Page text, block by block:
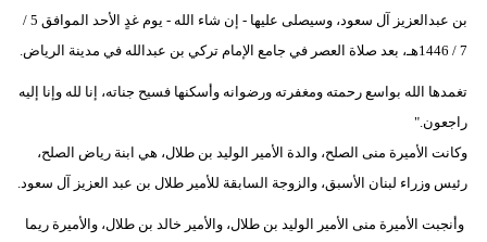
أبراج
بن عبدالعزيز آل سعود، وسيصلى عليها - إن شاء الله - يوم غدٍ الأحد الموافق 5 /
7 / 1446هـ، بعد صلاة العصر في جامع الإمام تركي بن عبدالله في مدينة الرياض.
تغمدها الله بواسع رحمته ومغفرته ورضوانه وأسكنها فسيح جناته، إنا لله وإنا إليه
راجعون."
وكانت الأميرة منى الصلح، والدة الأمير الوليد بن طلال، هي ابنة رياض الصلح،
رئيس وزراء لبنان الأسبق، والزوجة السابقة للأمير طلال بن عبد العزيز آل سعود.
وأنجبت الأميرة منى الأمير الوليد بن طلال، والأمير خالد بن طلال، والأميرة ريما